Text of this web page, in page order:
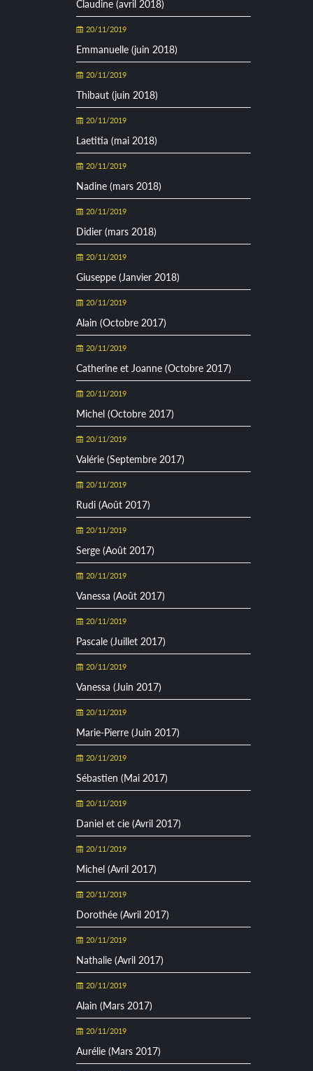
Claudine (avril 2018)
20/11/2019
Emmanuelle (juin 2018)
20/11/2019
Thibaut (juin 2018)
20/11/2019
Laetitia (mai 2018)
20/11/2019
Nadine (mars 2018)
20/11/2019
Didier (mars 2018)
20/11/2019
Giuseppe (Janvier 2018)
20/11/2019
Alain (Octobre 2017)
20/11/2019
Catherine et Joanne (Octobre 2017)
20/11/2019
Michel (Octobre 2017)
20/11/2019
Valérie (Septembre 2017)
20/11/2019
Rudi (Août 2017)
20/11/2019
Serge (Août 2017)
20/11/2019
Vanessa (Août 2017)
20/11/2019
Pascale (Juillet 2017)
20/11/2019
Vanessa (Juin 2017)
20/11/2019
Marie-Pierre (Juin 2017)
20/11/2019
Sébastien (Mai 2017)
20/11/2019
Daniel et cie (Avril 2017)
20/11/2019
Michel (Avril 2017)
20/11/2019
Dorothée (Avril 2017)
20/11/2019
Nathalie (Avril 2017)
20/11/2019
Alain (Mars 2017)
20/11/2019
Aurélie (Mars 2017)